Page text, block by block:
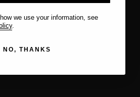
we use your information, see
.
NO, THANKS